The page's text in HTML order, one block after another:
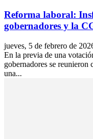
Reforma laboral:
gobernadores y la
jueves, 5 de febrero de
En la previa de una
gobernadores se
una...